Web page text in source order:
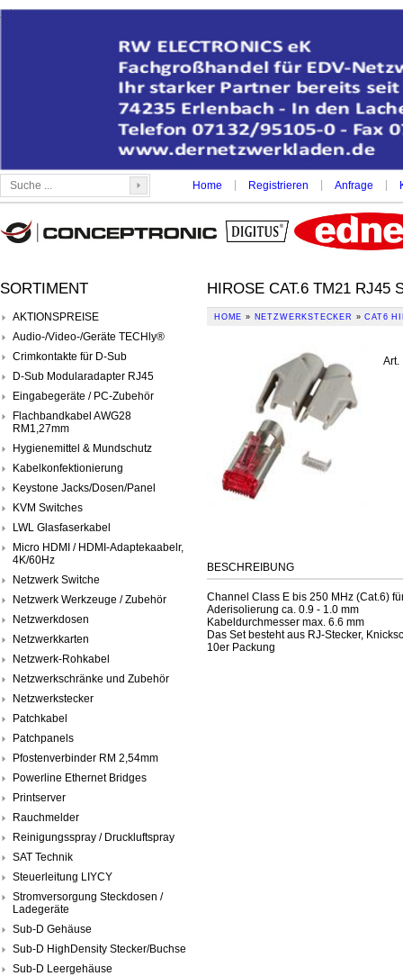
Home Registrieren Anfrage
SORTIMENT
AKTIONSPREISE
Audio-/Video-/Geräte TECHly®
Crimkontakte für D-Sub
D-Sub Modularadapter RJ45
Eingabegeräte / PC-Zubehör
Flachbandkabel AWG28
RM1,27mm
Hygienemittel & Mundschutz
Kabelkonfektionierung
Keystone Jacks/Dosen/Panel
KVM Switches
LWL Glasfaserkabel
Micro HDMI / HDMI-Adaptekaabelr,
4K/60Hz
Netzwerk Switche
Netzwerk Werkzeuge / Zubehör
Netzwerkdosen
Netzwerkkarten
Netzwerk-Rohkabel
Netzwerkschränke und Zubehör
Netzwerkstecker
Patchkabel
Patchpanels
Pfostenverbinder RM 2,54mm
Powerline Ethernet Bridges
Printserver
Rauchmelder
Reinigungsspray / Druckluftspray
SAT Technik
Steuerleitung LIYCY
Stromversorgung Steckdosen /
Ladegeräte
Sub-D Gehäuse
Sub-D HighDensity Stecker/Buchse
Sub-D Leergehäuse
HIROSE CAT.6 TM21 RJ45
HOME » NETZWERKSTECKER »CAT6
Art.
BESCHREIBUNG
Channel Class E bis 250 MHz (Cat.6)
Aderisolierung ca. 0.9 - 1.0 mm
Kabeldurchmesser max. 6.6 mm
Das Set besteht aus RJ-Stecker,
10er Packung